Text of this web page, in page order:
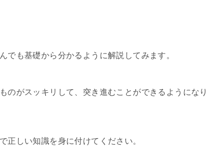
でも基礎から分かるように解説してみます。
のがスッキリして、突き進むことができるようになり
正しい知識を身に付けてください。